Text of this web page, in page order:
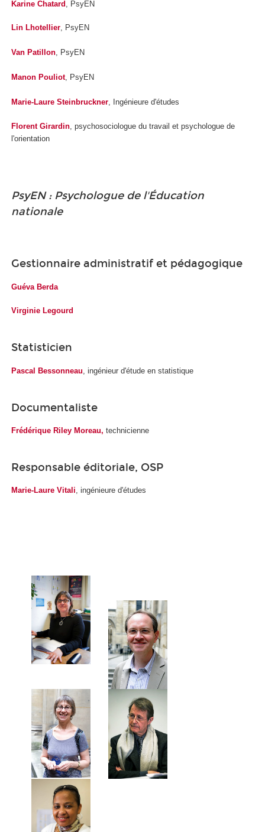
Karine Chatard , PsyEN
Lin Lhotellier, PsyEN
Van Patillon, PsyEN
Manon Pouliot, PsyEN
Marie-Laure Steinbruckner, Ingénieure d'études
Florent Girardin , psychosociologue du travail et psychologue de
l'orientation
PsyEN : Psychologue de l'Éducation
nationale
Gestionnaire administratif et pédagogique
Guéva Berda
Virginie Legourd
Statisticien
Pascal Bessonneau , ingénieur d'étude en statistique
Documentaliste
Frédérique Riley Moreau, technicienne
Responsable éditoriale, OSP
Marie-Laure Vitali, ingénieure d'études